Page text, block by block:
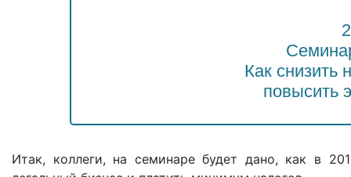
Как снизить
повысить
Итак, коллеги, на семинаре будет дано, как в